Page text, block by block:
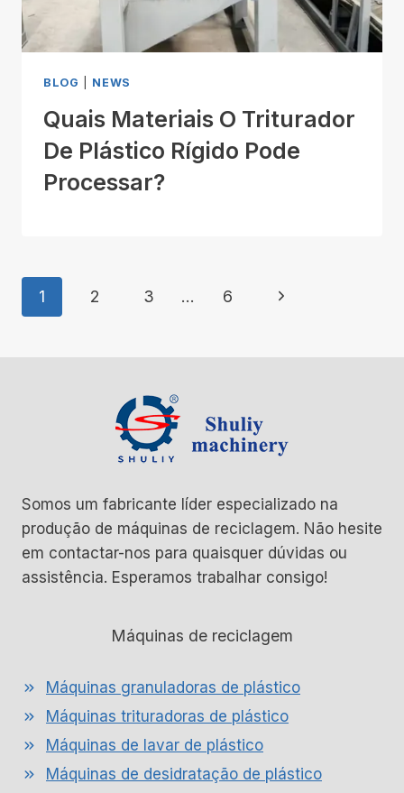
BLOG NEWS
Quais Materiais O Triturador
De Plástico Rígido Pode
Processar?
Page
Navigation
1 2 3 … 6
Next
Somos um fabricante líder especializado na
produção de máquinas de reciclagem. Não hesite
em contactar-nos para quaisquer dúvidas ou
assistência. Esperamos trabalhar consigo!
Máquinas de reciclagem
Máquinas granuladoras de plástico
Máquinas trituradoras de plástico
Máquinas de lavar de plástico
Máquinas de desidratação de plástico